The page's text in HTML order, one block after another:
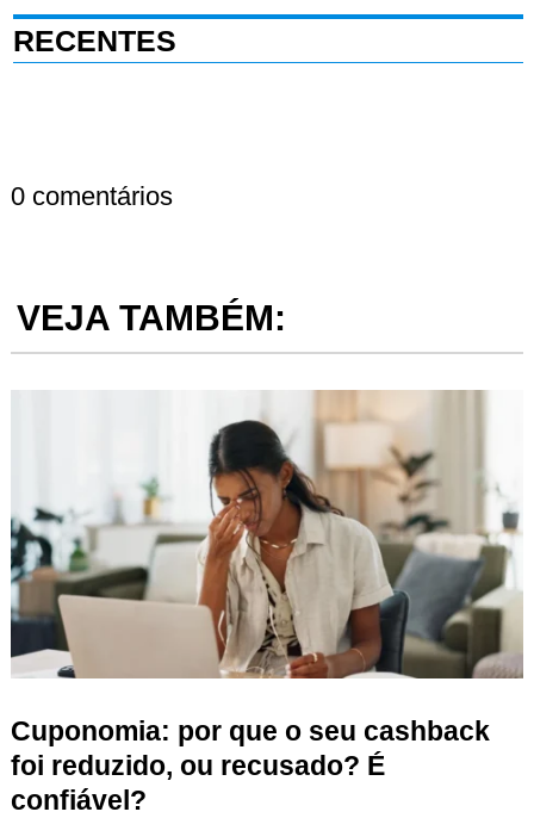
RECENTES
0 comentários
VEJA TAMBÉM:
Cuponomia: por que o seu cashback
foi reduzido, ou recusado? É
confiável?